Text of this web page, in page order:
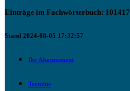
Einträge im Fachwörterbuch: 101417
Stand 2024-08-05 17:32:57
Ihr Abonnement
Termine